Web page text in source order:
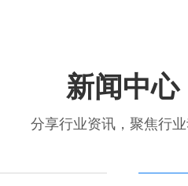
新闻中心
分享行业资讯，聚焦行